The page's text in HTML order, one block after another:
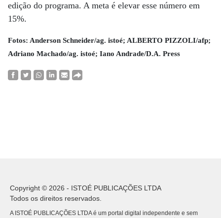
edição do programa. A meta é elevar esse número em
15%.
Fotos: Anderson Schneider/ag. istoé; ALBERTO PIZZOLI/afp;
Adriano Machado/ag. istoé; Iano Andrade/D.A. Press
Copyright © 2026 - ISTOÉ PUBLICAÇÕES LTDA
Todos os direitos reservados.
A ISTOÉ PUBLICAÇÕES LTDA é um portal digital independente e sem